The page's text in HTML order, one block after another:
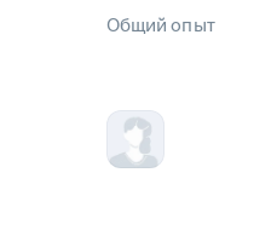
Общий опыт